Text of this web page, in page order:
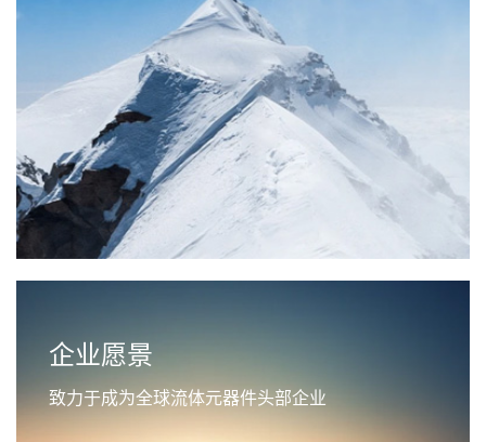
企业愿景
致力于成为全球流体元器件头部企业